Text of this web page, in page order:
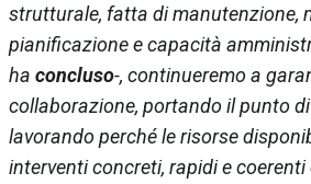
strutturale, fatta di manutenzione,
pianificazione e capacità
ha concluso-, continueremo a
collaborazione, portando il punto
lavorando perché le risorse
interventi concreti, rapidi e coerenti